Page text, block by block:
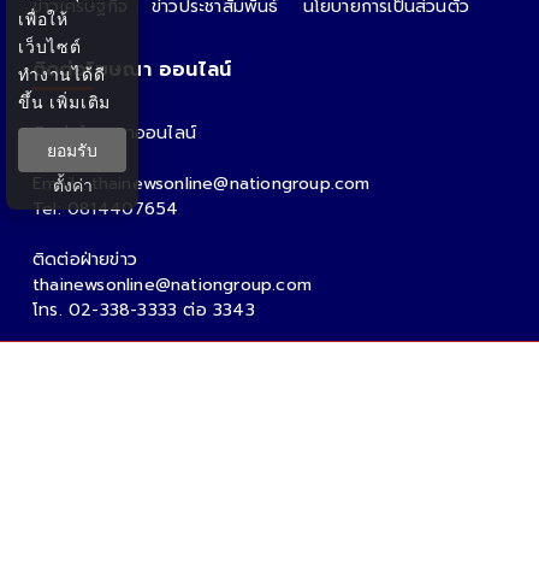
ข่าวเศรษฐกิจ
ข่าวประชาสัมพันธ์ นโยบายการเป็นส่วนตัว
ติดต่อโฆษณา ออนไลน์
ติดต่อโฆษณาออนไลน์
คุณอ้อ
Email : thainewsonline@nationgroup.com
Tel: 0814407654
ติดต่อฝ่ายข่าว
thainewsonline@nationgroup.com
โทร. 02-338-3333 ต่อ 3343
เพื่อให้
เว็บไซต์
ทำงานได้ดี
ขึ้น เพิ่มเติม
ยอมรับ
ตั้งค่า